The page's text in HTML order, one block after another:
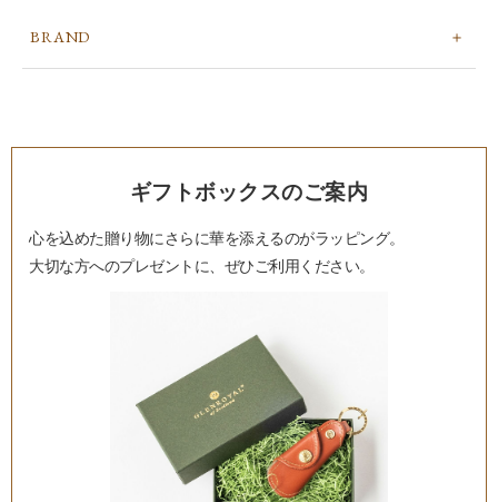
BRAND
ギフトボックスのご案内
心を込めた贈り物にさらに華を添えるのがラッピング。
大切な方へのプレゼントに、ぜひご利用ください。